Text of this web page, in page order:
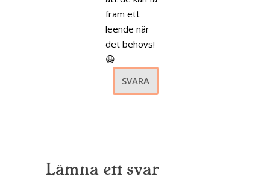
fram ett
leende när
det behövs!
😀
SVARA
Lämna ett svar